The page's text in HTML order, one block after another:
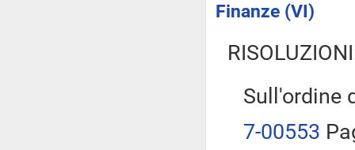
Finanze (VI)
Sull'ordine
7-00553